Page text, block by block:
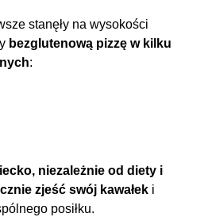
stanęły na wysokości
bezglutenową pizzę w kilku
:
niezależnie od diety i
zjeść swój kawałek i
posiłku.